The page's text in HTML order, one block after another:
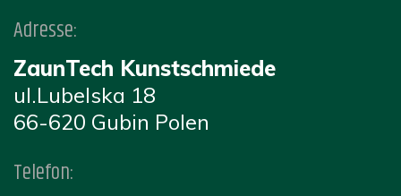
Adresse:
ZaunTech Kunstschmiede
ul.Lubelska 18
66-620 Gubin Polen
Telefon: